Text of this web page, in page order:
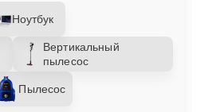
Ноутбук
Вертикальный
пылесос
Пылесос